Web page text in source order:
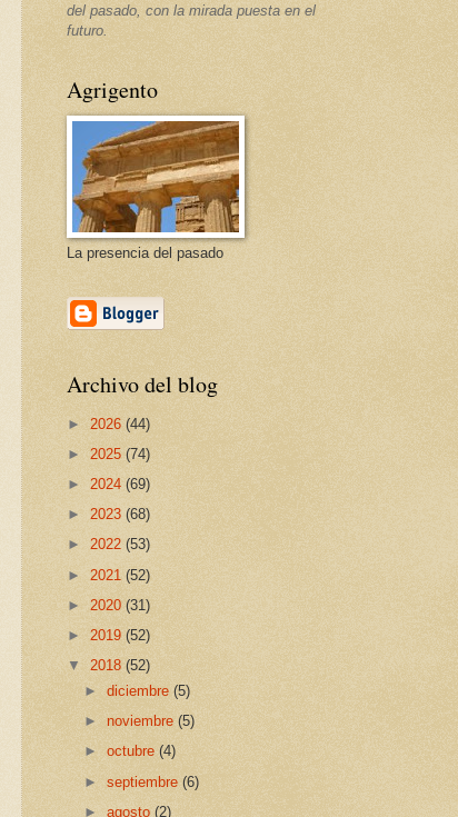
del pasado, con la mirada puesta en el
futuro.
Agrigento
La presencia del pasado
Archivo del blog
► 2026 (44)
► 2025 (74)
► 2024 (69)
► 2023 (68)
► 2022 (53)
► 2021 (52)
► 2020 (31)
► 2019 (52)
▼ 2018 (52)
►diciembre(5)
►noviembre(5)
►octubre(4)
►septiembre(6)
►agosto(2)